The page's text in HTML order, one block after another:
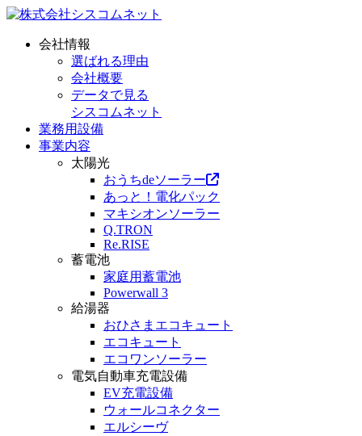
会社情報
選ばれる理由
会社概要
データで見る
シスコムネット
業務用設備
事業内容
太陽光
おうちdeソーラー
あっと！電化パック
マキシオンソーラー
Q.TRON
Re.RISE
蓄電池
家庭用蓄電池
Powerwall 3
給湯器
おひさまエコキュート
エコキュート
エコワンソーラー
電気自動車充電設備
EV充電設備
ウォールコネクター
エルシーヴ